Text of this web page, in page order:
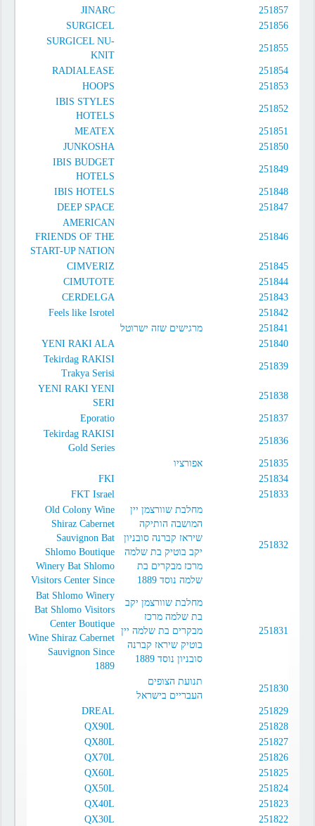
251857
JINARC
251856
SURGICEL
251855
SURGICEL NU-
KNIT
251854
RADIALEASE
251853
HOOPS
251852
IBIS STYLES
HOTELS
251851
MEATEX
251850
JUNKOSHA
251849
IBIS BUDGET
HOTELS
251848
IBIS HOTELS
251847
DEEP SPACE
251846
AMERICAN
FRIENDS OF THE
START-UP NATION
251845
CIMVERIZ
251844
CIMUTOTE
251843
CERDELGA
251842
Feels like Isrotel
251841
מרגישים שזה ישרוטל
251840
YENI RAKI ALA
251839
Tekirdag RAKISI
Trakya Serisi
251838
YENI RAKI YENI
SERI
251837
Eporatio
251836
Tekirdag RAKISI
Gold Series
251835
אפורציו
251834
FKI
251833
FKT Israel
251832
מחלבת שוורצמן יין
המושבה הותיקה
שיראז קברנה סובניון
יקב בוטיק בת שלמה
מרכז מבקרים בת
שלמה נוסד 1889
Old Colony Wine
Shiraz Cabernet
Sauvignon Bat
Shlomo Boutique
Winery Bat Shlomo
Visitors Center Since
251831
מחלבת שוורצמן יקב
בת שלמה מרכז
מבקרים בת שלמה יין
בוטיק שיראז קברנה
סובניון נוסד 1889
Bat Shlomo Winery
Bat Shlomo Visitors
Center Boutique
Wine Shiraz Cabernet
Sauvignon Since
1889
251830
תנועת הצופים
העבריים בישראל
251829
DREAL
251828
QX90L
251827
QX80L
251826
QX70L
251825
QX60L
251824
QX50L
251823
QX40L
251822
QX30L